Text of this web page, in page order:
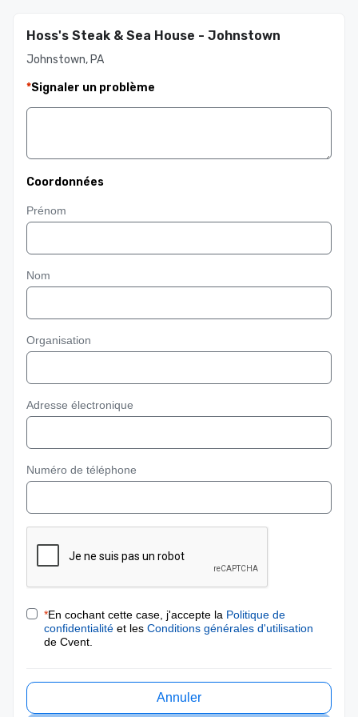
Hoss's Steak & Sea House - Johnstown
Johnstown, PA
*Signaler un problème
Coordonnées
Prénom
Nom
Organisation
Adresse électronique
Numéro de téléphone
*En cochant cette case, j'accepte la Politique de
confidentialité et les Conditions générales d'utilisation
de Cvent.
Annuler